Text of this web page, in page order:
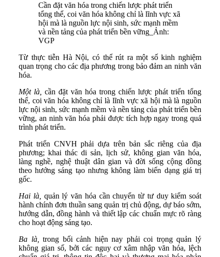
Cần đặt văn hóa trong chiến lược phát triển
tổng thể, coi văn hóa không chỉ là lĩnh vực xã
hội mà là nguồn lực nội sinh, sức mạnh mềm
và nền tảng của phát triển bền vững_Ảnh:
VGP
Từ thực tiễn Hà Nội, có thể rút ra một số kinh nghiệm
quan trọng cho các địa phương trong bảo đảm an ninh văn
hóa.
Mộtlà cần đặt văn hóa trong chiến lược phát triển tổng
thể, coi văn hóa không chỉ là lĩnh vực xã hội mà là nguồn
lực nội sinh, sức mạnh mềm và nền tảng của phát triển bền
vững, an ninh văn hóa phải được tích hợp ngay trong quá
trình phát triển.
Phát triển CNVH phải dựa trên bản sắc riêng của địa
phương; khai thác di sản, lịch sử, không gian văn hóa,
làng nghề, nghệ thuật dân gian và đời sống cộng đồng
theo hướng sáng tạo nhưng không làm biến dạng giá trị
gốc.
Hai là, quản lý văn hóa cần chuyển từ tư duy kiểm soát
hành chính đơn thuần sang quản trị chủ động, dự báo sớm,
hướng dẫn, đồng hành và thiết lập các chuẩn mực rõ ràng
cho hoạt động sáng tạo.
Ba là,
trong bối cảnh hiện nay phải coi trọng quản lý
không gian số, bởi các nguy cơ xâm nhập văn hóa, lệch